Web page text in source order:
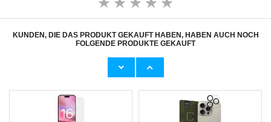
KUNDEN, DIE DAS PRODUKT GEKAUFT HABEN, HABEN AUCH NOCH
FOLGENDE PRODUKTE GEKAUFT
iPhone 16 Pro Privat Panzerglas - 9H, 0.3mm
iPhone 16 Pro PanzerGlass Classic Fit